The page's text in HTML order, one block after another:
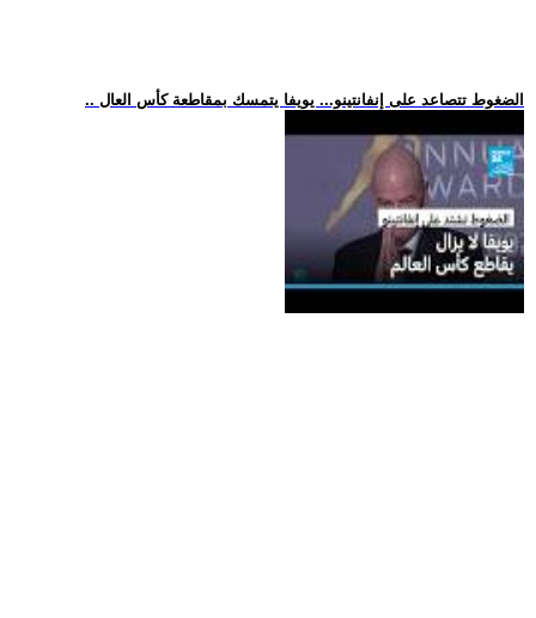
.. الضغوط تتصاعد على إنفانتينو... يويفا يتمسك بمقاطعة كأس العال